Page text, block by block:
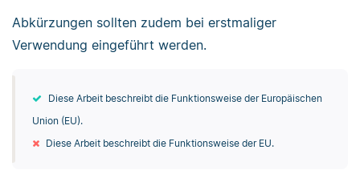
Abkürzungen sollten zudem bei erstmaliger
Verwendung eingeführt werden.
Diese Arbeit beschreibt die Funktionsweise der Europäischen
Union (EU).
Diese Arbeit beschreibt die Funktionsweise der EU.